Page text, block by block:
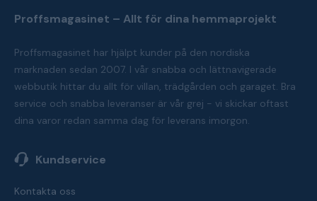
Proffsmagasinet – Allt för dina hemmaprojekt
Proffsmagasinet har hjälpt kunder på den nordiska
marknaden sedan 2007. I vår snabba och lättnavigerade
webbutik hittar du allt för villan, trädgården och garaget. Bra
service och snabba leveranser är vår grej - vi skickar oftast
dina varor redan samma dag för leverans imorgon.
Kundservice
Kontakta oss